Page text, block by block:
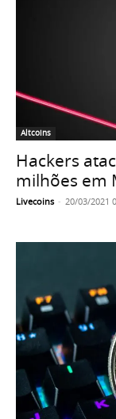
Altcoins
Hackers
milhões em
Livecoins - 20/03/2021